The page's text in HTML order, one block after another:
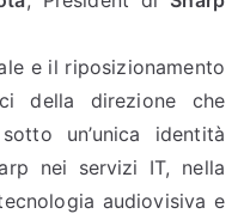
e il riposizionamento
della direzione che
un’unica identità
nei servizi IT, nella
audiovisiva e